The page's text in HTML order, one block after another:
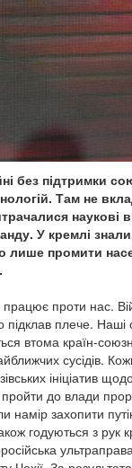
без підтримки
Там не
У кремлі
лише промити
проти нас.
плече.
втома країн-
сусідів.
ініціатив
пройти до влади
захопити
годуються з рук